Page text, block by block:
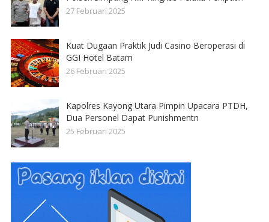
27 Februari 2025
Kuat Dugaan Praktik Judi Casino Beroperasi di
GGI Hotel Batam
26 Februari 2025
Kapolres Kayong Utara Pimpin Upacara PTDH,
Dua Personel Dapat Punishmentn
25 Februari 2025